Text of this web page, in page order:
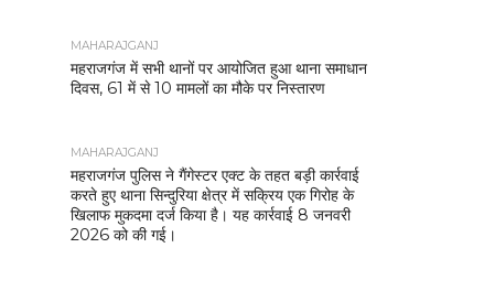
MAHARAJGANJ
महराजगंज में सभी थानों पर आयोजित हुआ थाना समाधान
दिवस, 61 में से 10 मामलों का मौके पर निस्तारण
MAHARAJGANJ
महराजगंज पुलिस ने गैंगेस्टर एक्ट के तहत बड़ी कार्रवाई
करते हुए थाना सिन्दुरिया क्षेत्र में सक्रिय एक गिरोह के
खिलाफ मुकदमा दर्ज किया है। यह कार्रवाई 8 जनवरी
2026 को की गई।